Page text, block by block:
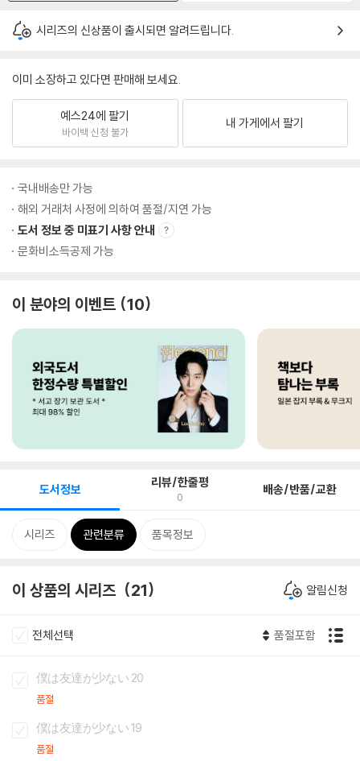
시리즈의 신상품이 출시되면 알려드립니다.
이미 소장하고 있다면 판매해 보세요.
예스24에 팔기
바이백 신청 불가
내 가게에서 팔기
국내배송만 가능
해외 거래처 사정에 의하여 품절/지연 가능
도서 정보 중 미표기 사항 안내
문화비소득공제 가능
이 분야의 이벤트 10
도서정보 리뷰/한줄평
0 배송/반품/교환
시리즈 관련분류 품목정보
이 상품의 시리즈 21 알림신청
전체선택 품절포함
僕は友達が少ない 20
품절
僕は友達が少ない 19
품절